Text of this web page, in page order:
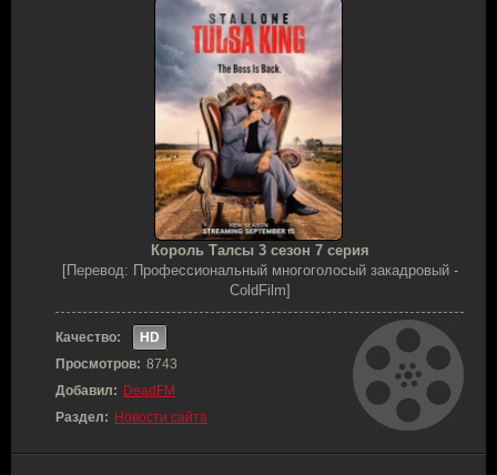
Король Талсы 3 сезон 7 серия
[Перевод: Профессиональный многоголосый закадровый -
ColdFilm]
Качество:
HD
Просмотров: 8743
Добавил: DeadFM
Раздел: Новости сайта